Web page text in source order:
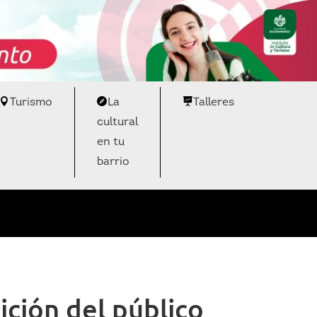
Turismo
La
cultural
en tu
barrio
Talleres
del público